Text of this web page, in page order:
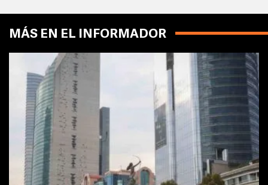
MÁS EN EL INFORMADOR